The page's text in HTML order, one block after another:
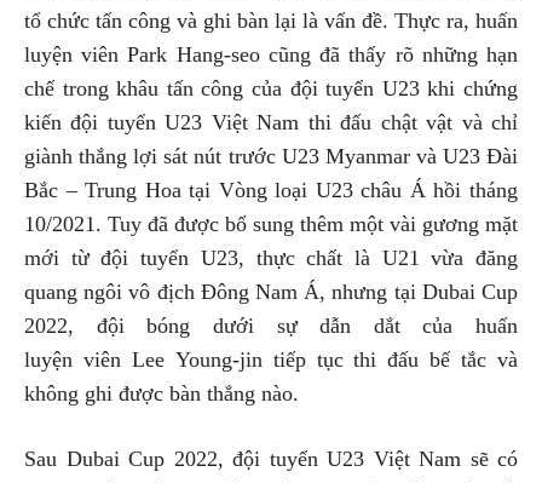
tổ chức tấn công và ghi bàn lại là vấn đề. Thực ra, huấn
luyện viên Park Hang-seo cũng đã thấy rõ những hạn
chế trong khâu tấn công của đội tuyển U23 khi chứng
kiến đội tuyển U23 Việt Nam thi đấu chật vật và chỉ
giành thắng lợi sát nút trước U23 Myanmar và U23 Đài
Bắc – Trung Hoa tại Vòng loại U23 châu Á hồi tháng
10/2021. Tuy đã được bổ sung thêm một vài gương mặt
mới từ đội tuyển U23, thực chất là U21 vừa đăng
quang ngôi vô địch Đông Nam Á, nhưng tại Dubai Cup
2022, đội bóng dưới sự dẫn dắt của huấn
luyện viên Lee Young-jin tiếp tục thi đấu bế tắc và
không ghi được bàn thắng nào.
Sau Dubai Cup 2022, đội tuyển U23 Việt Nam sẽ có